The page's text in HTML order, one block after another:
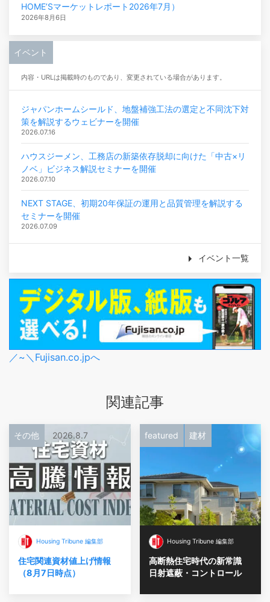
HOME’Sマーケットレポート2026年7月）
2026年8月6日
イベント
内容・URLは掲載時のものであり、変更されている場合があります。
ジャパンホームシールド、地盤補強工法の選定と不同沈下対
策を解説するウェビナーを開催
2026.07.16
ハウスジーメン、工務店の新築依存脱却に向けた「中古×リ
ノベ」ビジネス解説セミナーを開催
2026.07.10
NEXT STAGE、初期20年保証の運用と品質管理を解説する
セミナーを開催
2026.07.09
イベント一覧
／~＼Fujisan.co.jpへ
関連記事
その他 2026.8.7
Housing Tribune 編集部
住宅関連資材値上げ情報
（8月7日時点）
featured 建材
Housing Tribune 編集部
高断熱住宅時代の新常識
日射遮蔽・コントロール